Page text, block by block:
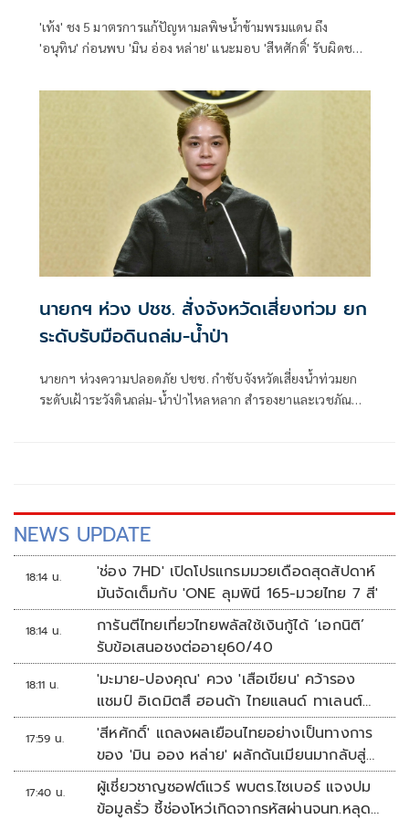
'เท้ง' ชง 5 มาตรการแก้ปัญหามลพิษน้ำข้ามพรมแดน ถึง
'อนุทิน' ก่อนพบ 'มิน อ่อง หล่าย' แนะมอบ 'สีหศักดิ์' รับผิดชอบ
นายกฯ ห่วง ปชช. สั่งจังหวัดเสี่ยงท่วม ยก
ระดับรับมือดินถล่ม-น้ำป่า
นายกฯ ห่วงความปลอดภัย ปชช. กำชับจังหวัดเสี่ยงน้ำท่วมยก
ระดับเฝ้าระวังดินถล่ม-น้ำป่าไหลหลาก สำรองยาและเวชภัณฑ์
NEWS UPDATE
18:14 น.
'ช่อง 7HD' เปิดโปรแกรมมวยเดือดสุดสัปดาห์
มันจัดเต็มกับ 'ONE ลุมพินี 165-มวยไทย 7 สี'
18:14 น.
การันตีไทยเที่ยวไทยพลัสใช้เงินกู้ได้ ‘เอกนิติ’
รับข้อเสนอชงต่ออายุ60/40
18:11 น.
'มะมาย-ปองคุณ' ควง 'เสือเขียน' คว้ารอง
แชมป์ อิเดมิตสึ ฮอนด้า ไทยแลนด์ ทาเลนต์
คัพ สนาม 3
17:59 น.
'สีหศักดิ์' แถลงผลเยือนไทยอย่างเป็นทางการ
ของ 'มิน ออง หล่าย' ผลักดันเมียนมากลับสู่
อาเซียน
17:40 น.
ผู้เชี่ยวชาญซอฟต์แวร์ พบตร.ไซเบอร์ แจงปม
ข้อมูลรั่ว ชี้ช่องโหว่เกิดจากรหัสผ่านจนท.หลุด